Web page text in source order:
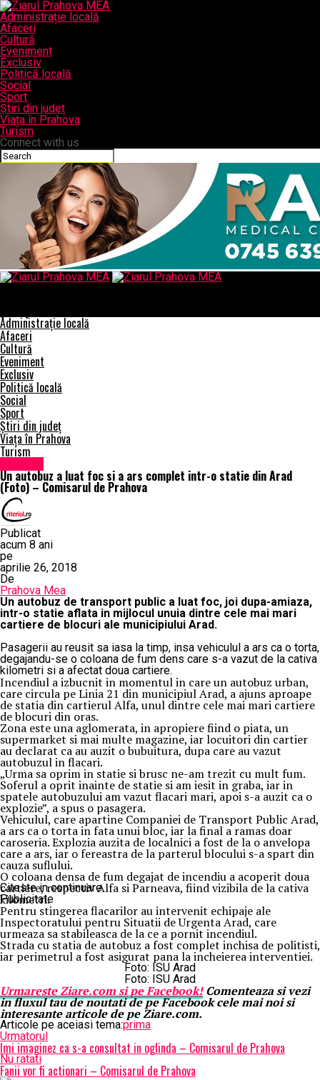
Administrație locală
Afaceri
Cultură
Eveniment
Exclusiv
Politică locală
Social
Sport
Știri din județ
Viața în Prahova
Turism
Connect with us
Administrație locală
Afaceri
Cultură
Eveniment
Exclusiv
Politică locală
Social
Sport
Știri din județ
Viața în Prahova
Turism
Un autobuz a luat foc si a ars complet intr-o statie din Arad
(Foto) – Comisarul de Prahova
Publicat
acum 8 ani
pe
aprilie 26, 2018
De
Prahova Mea
Un autobuz de transport public a luat foc, joi dupa-amiaza,
intr-o statie aflata in mijlocul unuia dintre cele mai mari
cartiere de blocuri ale municipiului Arad.
Pasagerii au reusit sa iasa la timp, insa vehiculul a ars ca o torta,
degajandu-se o coloana de fum dens care s-a vazut de la cativa
kilometri si a afectat doua cartiere.
Incendiul a izbucnit in momentul in care un autobuz urban,
care circula pe Linia 21 din municipiul Arad, a ajuns aproape
de statia din cartierul Alfa, unul dintre cele mai mari cartiere
de blocuri din oras.
Zona este una aglomerata, in apropiere fiind o piata, un
supermarket si mai multe magazine, iar locuitori din cartier
au declarat ca au auzit o bubuitura, dupa care au vazut
autobuzul in flacari.
„Urma sa oprim in statie si brusc ne-am trezit cu mult fum.
Soferul a oprit inainte de statie si am iesit in graba, iar in
spatele autobuzului am vazut flacari mari, apoi s-a auzit ca o
explozie”, a spus o pasagera.
Vehiculul, care apartine Companiei de Transport Public Arad,
a ars ca o torta in fata unui bloc, iar la final a ramas doar
caroseria. Explozia auzita de localnici a fost de la o anvelopa
care a ars, iar o fereastra de la parterul blocului s-a spart din
cauza suflului.
O coloana densa de fum degajat de incendiu a acoperit doua
cartiere, respectiv Alfa si Parneava, fiind vizibila de la cativa
kilometri.
Pentru stingerea flacarilor au intervenit echipaje ale
Inspectoratului pentru Situatii de Urgenta Arad, care
urmeaza sa stabileasca de la ce a pornit incendiul.
Strada cu statia de autobuz a fost complet inchisa de politisti,
iar perimetrul a fost asigurat pana la incheierea interventiei.
Foto: ISU Arad
Foto: ISU Arad
UrmaresteZiare.comsi pe Facebook!Comenteaza si vezi
in fluxul tau de noutati de pe Facebook cele mai noi si
interesante articole de pe Ziare.com.
Articole pe aceiasi tema:prima
Urmatorul
Imi imaginez ca s-a consultat in oglinda – Comisarul de Prahova
Nu ratati
Fanii vor fi actionari – Comisarul de Prahova
Citeste in continuare
Publicitate